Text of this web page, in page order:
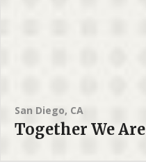
San Diego, CA
Together We Are